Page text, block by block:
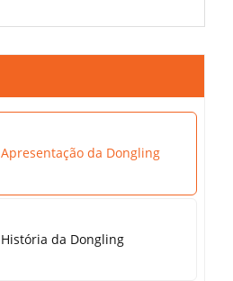
Apresentação da Dongling
História da Dongling